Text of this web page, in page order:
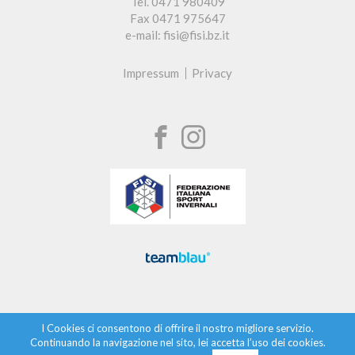
Fax 0471 975647
e-mail: fisi@fisi.bz.it
Impressum Privacy
I Cookies ci consentono di offrire il nostro migliore servizio.
Continuando la navigazione nel sito, lei accetta l’uso dei cookies.